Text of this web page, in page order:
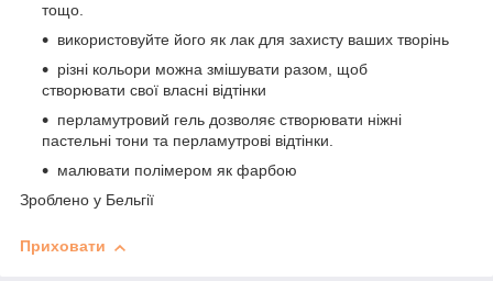
тощо.
використовуйте його як лак для захисту ваших творінь
різні кольори можна змішувати разом, щоб
створювати свої власні відтінки
перламутровий гель дозволяє створювати ніжні
пастельні тони та перламутрові відтінки.
малювати полімером як фарбою
Зроблено у Бельгії
Приховати